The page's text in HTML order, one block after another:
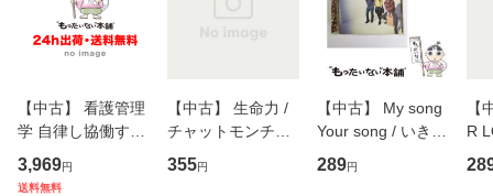
【中古】 看護管理
学 自律し協働する
専門職の看護マネ
ジメントスキル 改
3,969円
送料無料
【中古】 生命力 /
チャットモンチー /
キューンレコード
[CD]【メール便送
355円
【中古】 My song
Your song / いきも
のがかり / [CD]
【メール便送料無
289円
【
R
産